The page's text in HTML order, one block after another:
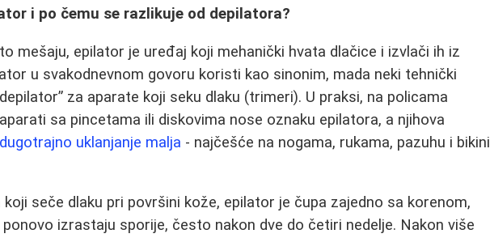
i po čemu se razlikuje od depilatora?
mešaju, epilator je uređaj koji mehanički hvata dlačice i izvlači ih iz
u svakodnevnom govoru koristi kao sinonim, mada neki tehnički
za aparate koji seku dlaku (trimeri). U praksi, na policama
sa pincetama ili diskovima nose oznaku epilatora, a njihova
dugotrajno uklanjanje malja - najčešće na nogama, rukama, pazuhu i bikini
seče dlaku pri površini kože, epilator je čupa zajedno sa korenom,
izrastaju sporije, često nakon dve do četiri nedelje. Nakon više